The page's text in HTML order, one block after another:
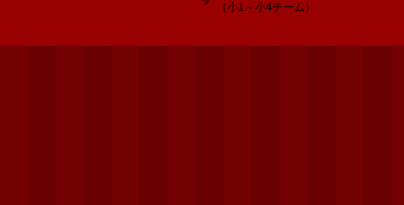
（小1～小4チーム）